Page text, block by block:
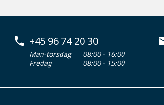
+45 96 74 20 30
Man-torsdag
08:00 - 16:00
Fredag
08:00 - 15:00